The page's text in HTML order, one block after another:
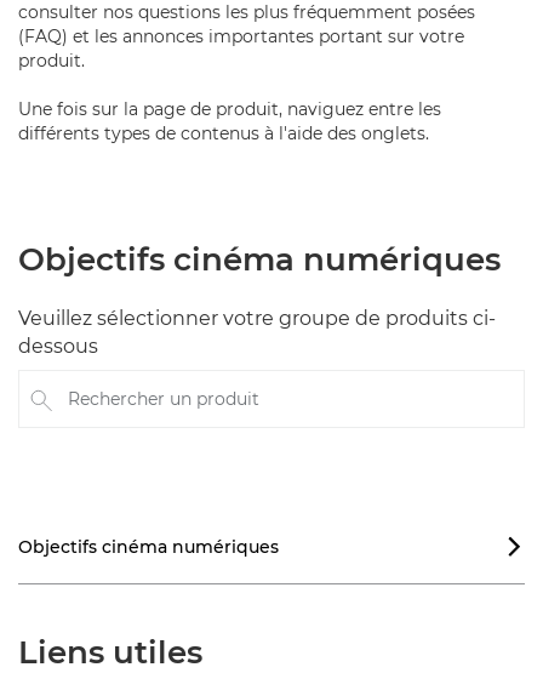
consulter nos questions les plus fréquemment posées
(FAQ) et les annonces importantes portant sur votre
produit.
Une fois sur la page de produit, naviguez entre les
différents types de contenus à l'aide des onglets.
Objectifs cinéma numériques
Veuillez sélectionner votre groupe de produits ci-
dessous
Rechercher un produit
Objectifs cinéma numériques 
Liens utiles